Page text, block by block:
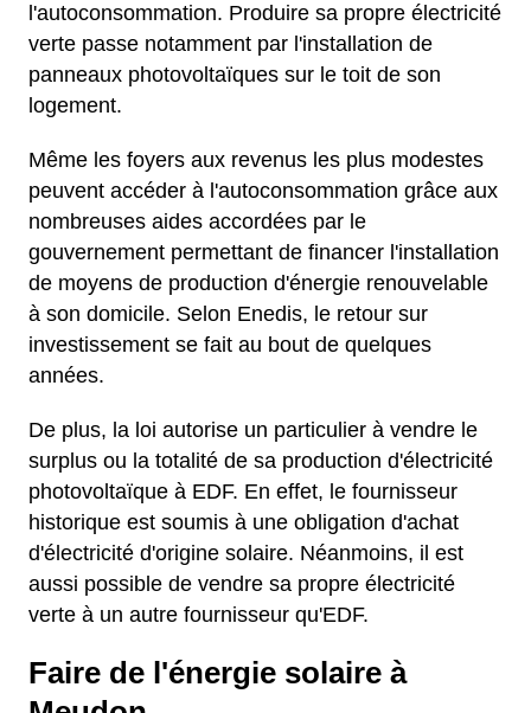
l'autoconsommation. Produire sa propre électricité
verte passe notamment par l'installation de
panneaux photovoltaïques sur le toit de son
logement.
Même les foyers aux revenus les plus modestes
peuvent accéder à l'autoconsommation grâce aux
nombreuses aides accordées par le
gouvernement permettant de financer l'installation
de moyens de production d'énergie renouvelable
à son domicile. Selon Enedis, le retour sur
investissement se fait au bout de quelques
années.
De plus, la loi autorise un particulier à vendre le
surplus ou la totalité de sa production d'électricité
photovoltaïque à EDF. En effet, le fournisseur
historique est soumis à une obligation d'achat
d'électricité d'origine solaire. Néanmoins, il est
aussi possible de vendre sa propre électricité
verte à un autre fournisseur qu'EDF.
Faire de l'énergie solaire à